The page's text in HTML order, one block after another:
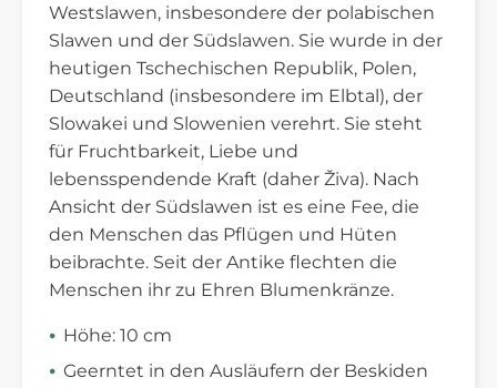
Westslawen, insbesondere der polabischen
Slawen und der Südslawen. Sie wurde in der
heutigen Tschechischen Republik, Polen,
Deutschland (insbesondere im Elbtal), der
Slowakei und Slowenien verehrt. Sie steht
für Fruchtbarkeit, Liebe und
lebensspendende Kraft (daher Živa). Nach
Ansicht der Südslawen ist es eine Fee, die
den Menschen das Pflügen und Hüten
beibrachte. Seit der Antike flechten die
Menschen ihr zu Ehren Blumenkränze.
Höhe: 10 cm
Geerntet in den Ausläufern der Beskiden